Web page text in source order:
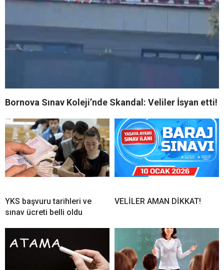
Bornova Sınav Koleji’nde Skandal: Veliler İsyan etti!
YKS başvuru tarihleri ve
sınav ücreti belli oldu
VELİLER AMAN DİKKAT!